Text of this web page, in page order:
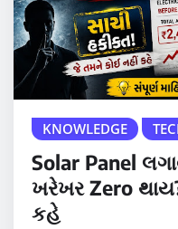
KNOWLEDGE
Solar Panel
ખરેખર Zero
કહે